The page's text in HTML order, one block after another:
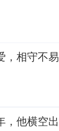
，相守不易
，他横空